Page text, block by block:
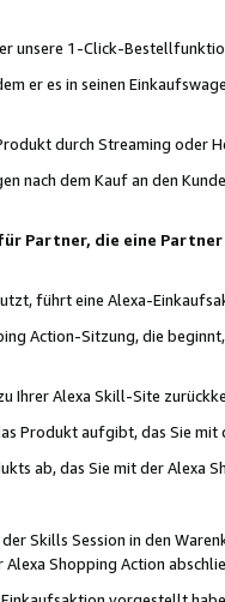
unsere 1-Click-
er es in seinen
durch Streaming oder
nach dem Kauf an den
Partner, die eine
führt eine Alexa-
Action-Sitzung, die
Ihrer Alexa Skill-Site
Produkt aufgibt, das Sie mit
ab, das Sie mit der Alexa
Skills Session in den
Shopping Action